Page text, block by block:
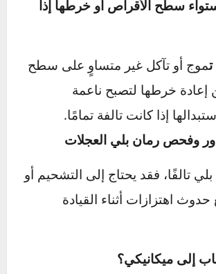
عند الفرملة.
(التيل)
بشكل غير متساوٍ ، قد
منتظم مع الأقراص، مما يؤدي
أو المحاوريؤدي إلى عدم
مما يسبب اهتزازًا